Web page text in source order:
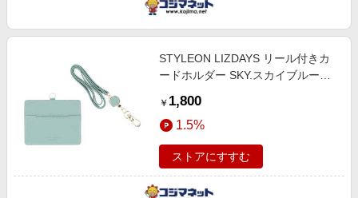
旅行・レジャー・ホテル予約
生活・お役立ち
金融・マネー・保険
デジタルコンテンツ
ビジネス・その他サービス
Qoo10メガポ
Samsung ボーナスキャンペーン
週末の高還元 夏の長期版
STYLEON LIZDAYS リール付きカ
ードホルダー SKY.スカイブルー
￥ 1,800
1.5%
ストアにすすむ